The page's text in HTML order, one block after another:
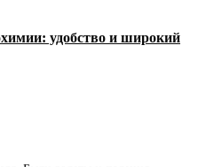
удобство и широкий